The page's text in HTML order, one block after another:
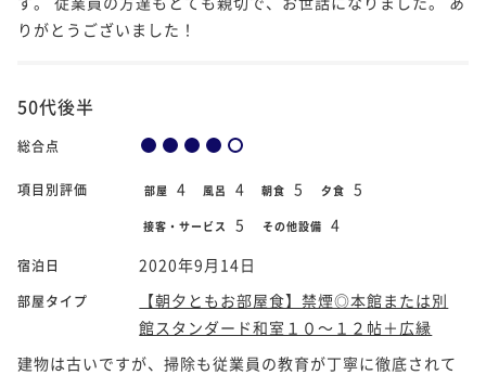
りがとうございました！
50代後半
総合点
項目別評価 部屋 4 風呂 4 朝食 5 夕食 5
接客・サービス 5 その他設備 4
宿泊日 2020年9月14日
部屋タイプ
【朝夕ともお部屋食】禁煙◎本館または別
館スタンダード和室１０～１２帖＋広縁
建物は古いですが、掃除も従業員の教育が丁寧に徹底されて